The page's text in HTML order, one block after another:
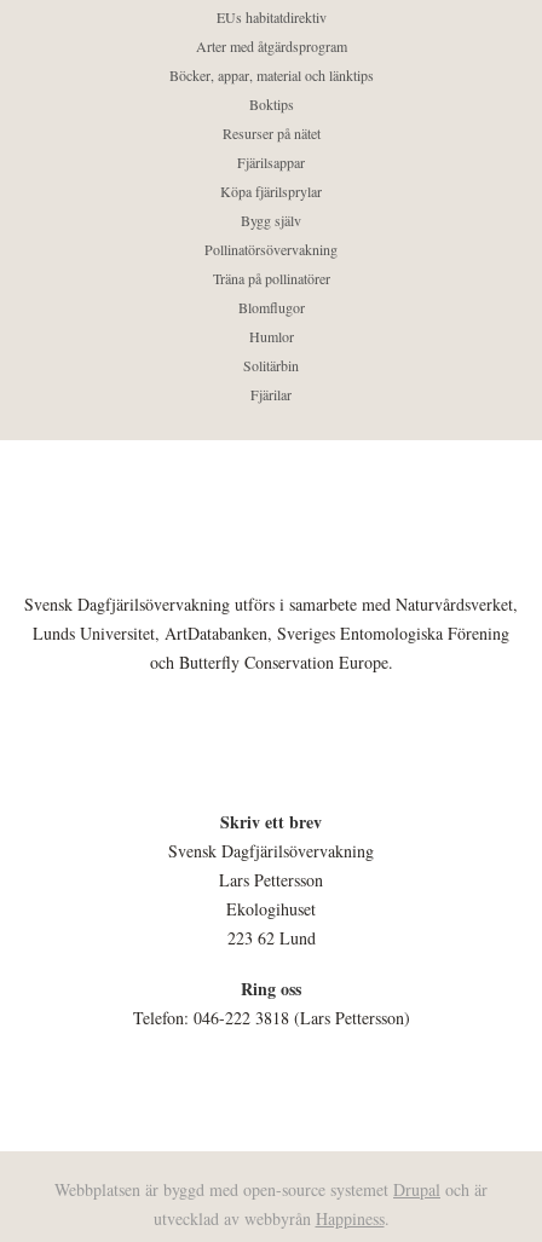
EUs habitatdirektiv
Arter med åtgärdsprogram
Böcker, appar, material och länktips
Boktips
Resurser på nätet
Fjärilsappar
Köpa fjärilsprylar
Bygg själv
Pollinatörsövervakning
Träna på pollinatörer
Blomflugor
Humlor
Solitärbin
Fjärilar
Svensk Dagfjärilsövervakning utförs i samarbete med Naturvårdsverket,
Lunds Universitet, ArtDatabanken, Sveriges Entomologiska Förening
och Butterfly Conservation Europe.
Skriv ett brev
Svensk Dagfjärilsövervakning
Lars Pettersson
Ekologihuset
223 62 Lund
Ring oss
Telefon: 046-222 3818 (Lars Pettersson)
Webbplatsen är byggd med open-source systemet Drupal och är
utvecklad av webbyrån Happiness.